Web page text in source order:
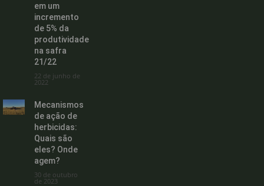
em um
incremento
de 5% da
produtividade
na safra
21/22
22 de junho de
2022
Mecanismos
de ação de
herbicidas:
Quais são
eles? Onde
agem?
30 de outubro
de 2023